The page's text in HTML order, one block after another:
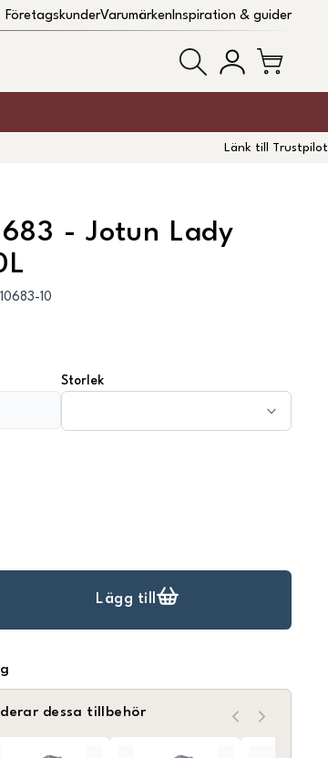
FöretagskunderVarumärkenInspiration & guider
Länk till Trustpilot
- Jotun Lady
10
Storlek
Lägg till
dessa tillbehör